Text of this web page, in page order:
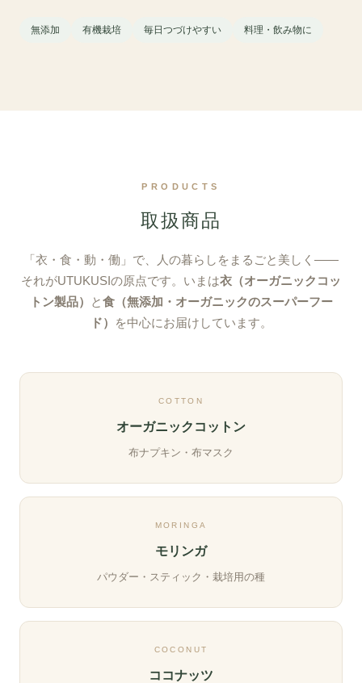
無添加 有機栽培 毎日つづけやすい 料理・飲み物に
PRODUCTS
取扱商品
「衣・食・動・働」で、人の暮らしをまるごと美しく——
それがUTUKUSIの原点です。いまは衣（オーガニックコッ
トン製品）
と食（無添加・オーガニックのスーパーフー
ド）
を中心にお届けしています。
COTTON
オーガニックコットン
布ナプキン・布マスク
MORINGA
モリンガ
パウダー・スティック・栽培用の種
COCONUT
ココナッツ